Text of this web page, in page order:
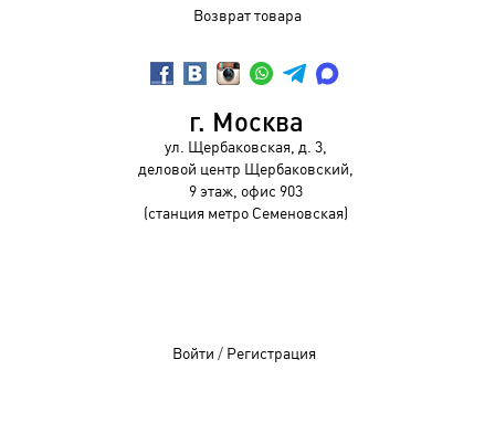
Возврат товара
г. Москва
ул. Щербаковская, д. 3,
деловой центр Щербаковский,
9 этаж, офис 903
(станция метро Семеновская)
Войти / Регистрация